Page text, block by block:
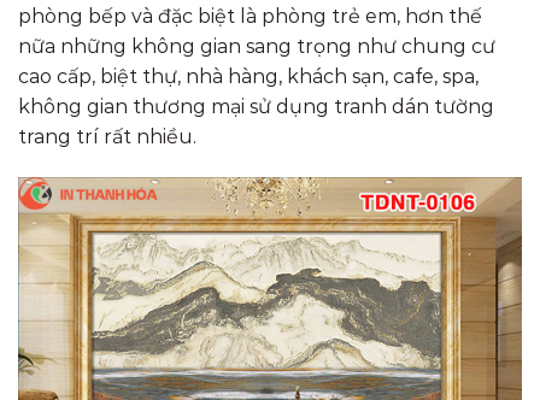
phòng bếp và đặc biệt là phòng trẻ em, hơn thế
nữa những không gian sang trọng như chung cư
cao cấp, biệt thự, nhà hàng, khách sạn, cafe, spa,
không gian thương mại sử dụng tranh dán tường
trang trí rất nhiều.